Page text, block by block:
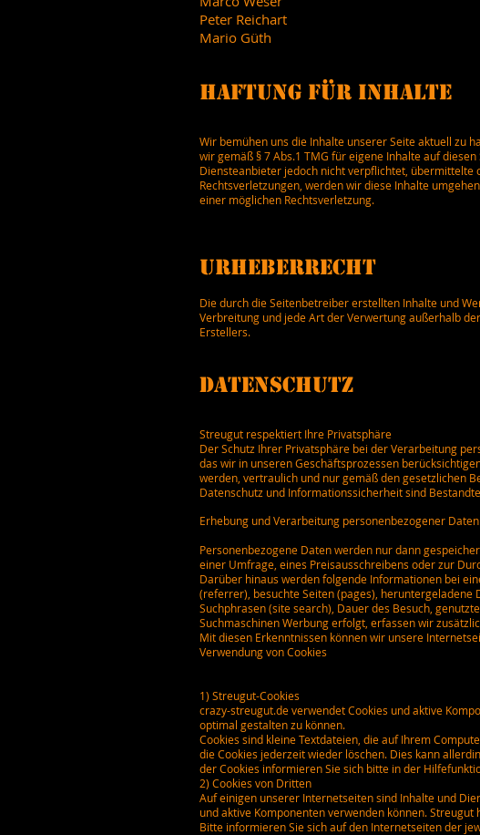
Peter Reichart
Mario Güth
Haftung für Inhalte
Wir bemühen uns die Inhalte unserer Seite aktuell zu
wir gemäß § 7 Abs.1 TMG für eigene Inhalte auf
Diensteanbieter jedoch nicht verpflichtet,
Rechtsverletzungen, werden wir diese Inhalte
einer möglichen Rechtsverletzung.
Urheberrecht
Die durch die Seitenbetreiber erstellten Inhalte und
Verbreitung und jede Art der Verwertung außerhalb
Erstellers.
Datenschutz
Streugut respektiert Ihre Privatsphäre
Der Schutz Ihrer Privatsphäre bei der Verarbeitung
das wir in unseren Geschäftsprozessen
werden, vertraulich und nur gemäß den gesetzlichen
Datenschutz und Informationssicherheit sind
Erhebung und Verarbeitung personenbezogener Daten
Personenbezogene Daten werden nur dann
einer Umfrage, eines Preisausschreibens oder zur
Darüber hinaus werden folgende Informationen bei
(referrer), besuchte Seiten (pages), heruntergeladene
Suchphrasen (site search), Dauer des Besuch,
Suchmaschinen Werbung erfolgt, erfassen wir
Mit diesen Erkenntnissen können wir unsere
Verwendung von Cookies
1) Streugut-Cookies
crazy-streugut.de verwendet Cookies und aktive
optimal gestalten zu können.
Cookies sind kleine Textdateien, die auf Ihrem
die Cookies jederzeit wieder löschen. Dies kann
der Cookies informieren Sie sich bitte in der
2) Cookies von Dritten
Auf einigen unserer Internetseiten sind Inhalte und
und aktive Komponenten verwenden können.
Bitte informieren Sie sich auf den Internetseiten der